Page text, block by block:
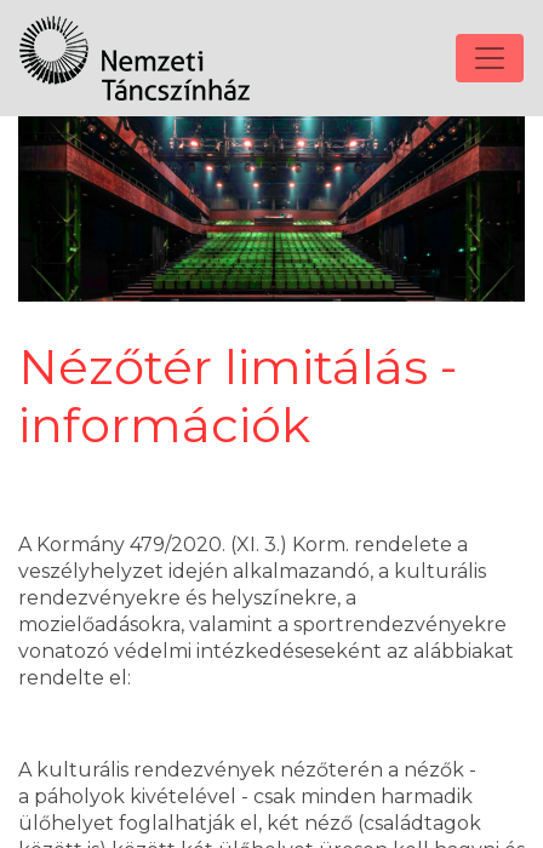
Nézőtér limitálás -
információk
A Kormány 479/2020. (XI. 3.) Korm. rendelete a
veszélyhelyzet idején alkalmazandó, a kulturális
rendezvényekre és helyszínekre, a
mozielőadásokra, valamint a sportrendezvényekre
vonatozó védelmi intézkedéseseként az alábbiakat
rendelte el:
A kulturális rendezvények nézőterén a nézők -
a páholyok kivételével - csak minden harmadik
ülőhelyet foglalhatják el, két néző (családtagok